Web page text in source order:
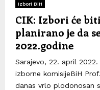
Izbori BiH
CIK: Izbori će
planirano je da
2022.godine
Sarajevo, 22. april
izborne komisijeBiH
danas vrlo plodonosan